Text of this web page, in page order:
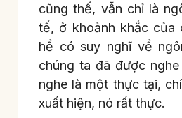
cũng thế, vẫn chỉ là
tế, ở khoảnh khắc của
hề có suy nghĩ về
chúng ta đã được
nghe là một thực tại,
xuất hiện, nó rất thực.